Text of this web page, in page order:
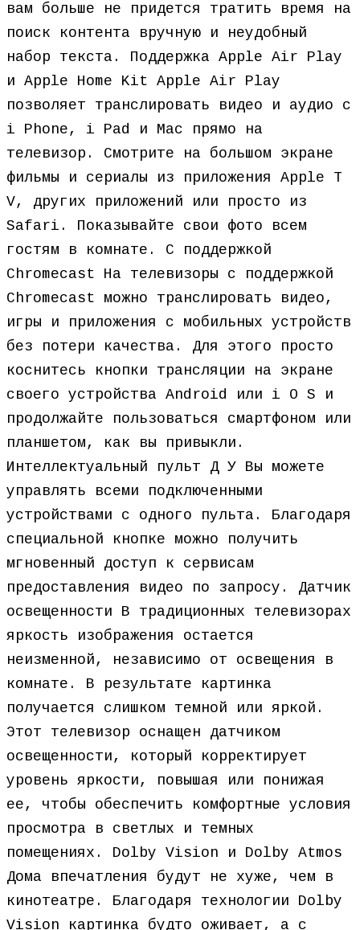
вам больше не придется тратить время на
поиск контента вручную и неудобный
набор текста. Поддержка Apple Air Play
и Apple Home Kit Apple Air Play
позволяет транслировать видео и аудио с
i Phone, i Pad и Mac прямо на
телевизор. Смотрите на большом экране
фильмы и сериалы из приложения Apple T
V, других приложений или просто из
Safari. Показывайте свои фото всем
гостям в комнате. С поддержкой
Chromecast На телевизоры с поддержкой
Chromecast можно транслировать видео,
игры и приложения с мобильных устройств
без потери качества. Для этого просто
коснитесь кнопки трансляции на экране
своего устройства Android или i O S и
продолжайте пользоваться смартфоном или
планшетом, как вы привыкли.
Интеллектуальный пульт Д У Вы можете
управлять всеми подключенными
устройствами с одного пульта. Благодаря
специальной кнопке можно получить
мгновенный доступ к сервисам
предоставления видео по запросу. Датчик
освещенности В традиционных телевизорах
яркость изображения остается
неизменной, независимо от освещения в
комнате. В результате картинка
получается слишком темной или яркой.
Этот телевизор оснащен датчиком
освещенности, который корректирует
уровень яркости, повышая или понижая
ее, чтобы обеспечить комфортные условия
просмотра в светлых и темных
помещениях. Dolby Vision и Dolby Atmos
Дома впечатления будут не хуже, чем в
кинотеатре. Благодаря технологии Dolby
Vision картинка будто оживает, а с